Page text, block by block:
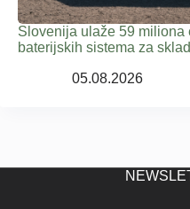
Slovenija ulaže 59 miliona
baterijskih sistema za
05.08.2026